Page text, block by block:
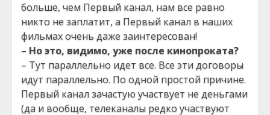
больше, чем Первый канал, нам все равно
никто не заплатит, а Первый канал в наших
фильмах очень даже заинтересован!
– Но это, видимо, уже после кинопроката?
– Тут параллельно идет все. Все эти договоры
идут параллельно. По одной простой причине.
Первый канал зачастую участвует не деньгами
(да и вообще, телеканалы редко участвуют